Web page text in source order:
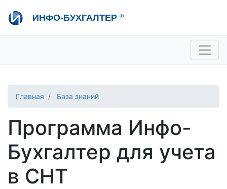
ИНФО-БУХГАЛТЕР ®
Отдел продаж
Консультации
Главная База знаний
Программа Инфо-
Бухгалтер для учета
в СНТ